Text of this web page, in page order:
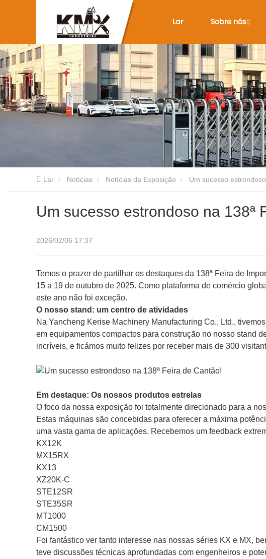
Lar Sobre nós
Lar Notícias Notícias da Exposição Um sucesso
Um sucesso estrondoso na 138ª
2026/02/06 17:37
Temos o prazer de partilhar os destaques da 138ª Feira de
15 a 19 de outubro de 2025. Como plataforma de comércio
este ano não foi exceção.
O nosso stand: um centro de atividades
Na Yancheng Kerise Machinery Manufacturing Co., Ltd.,
em equipamentos compactos para construção no nosso stand
incríveis, e ficámos muito felizes por receber mais de 300
Em destaque: Os nossos produtos estrelas
O foco da nossa exposição foi totalmente direcionado para a
Estas máquinas são concebidas para oferecer a máxima
uma vasta gama de aplicações. Recebemos um feedback
KX12K
MX15RX
KX13
XZ20K-C
STE12SR
STE35SR
MT1000
CM1500
Foi fantástico ver tanto interesse nas nossas séries KX e MX,
teve discussões técnicas aprofundadas com engenheiros e